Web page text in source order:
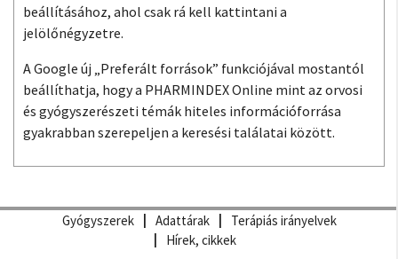
beállításához, ahol csak rá kell kattintani a
jelölőnégyzetre.
A Google új „Preferált források” funkciójával mostantól
beállíthatja, hogy a PHARMINDEX Online mint az orvosi
és gyógyszerészeti témák hiteles információforrása
gyakrabban szerepeljen a keresési találatai között.
Gyógyszerek Adattárak
Terápiás irányelvek
Hírek, cikkek